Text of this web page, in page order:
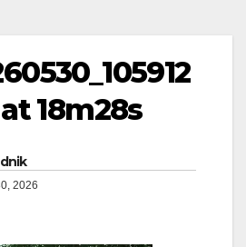
18m28s
2026